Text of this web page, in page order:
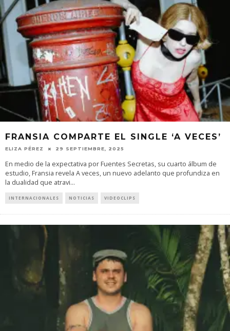
FRANSIA COMPARTE EL SINGLE ‘A VECES’
ELIZA PÉREZ 29 SEPTIEMBRE, 2025
En medio de la expectativa por Fuentes Secretas, su cuarto álbum de
estudio, Fransia revela A veces, un nuevo adelanto que profundiza en
la dualidad que atravi...
INTERNACIONALES NOTICIAS VIDEOCLIPS